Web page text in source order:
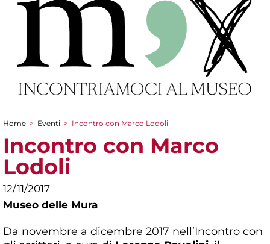
Tu sei qui
Home > Eventi > Incontro con Marco Lodoli
Incontro con Marco
Lodoli
12/11/2017
Museo delle Mura
Da novembre a dicembre 2017 nell’Incontro con